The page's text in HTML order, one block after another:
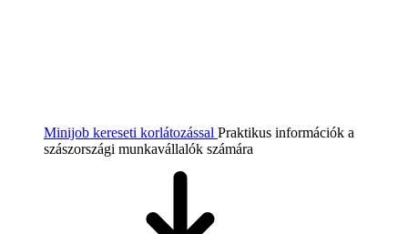
Minijob kereseti korlátozással Praktikus információk a
szászországi munkavállalók számára